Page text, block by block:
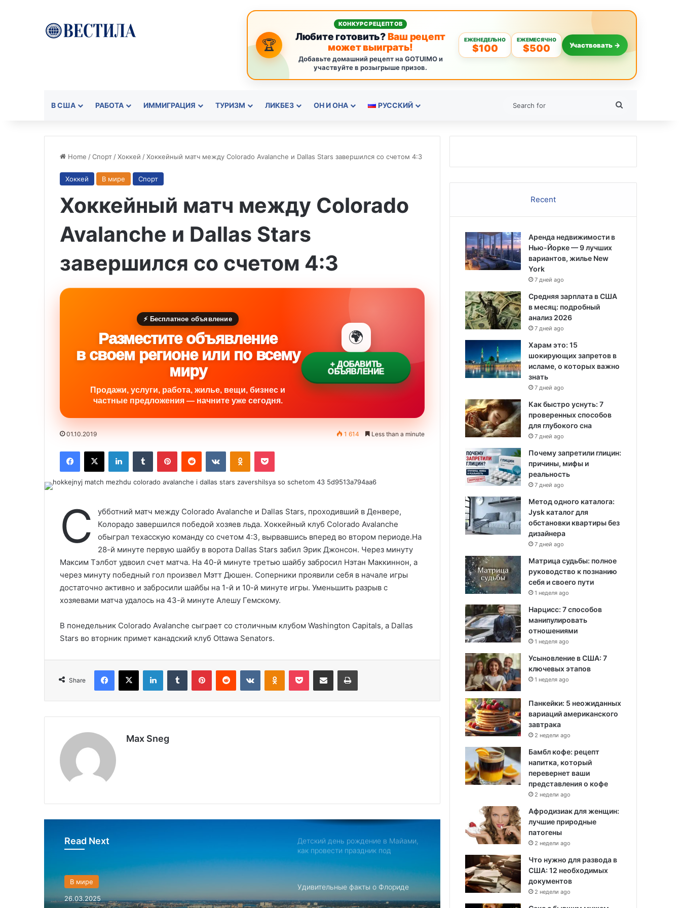
🏆
КОНКУРС РЕЦЕПТОВ
Любите готовить?Ваш рецепт
может выиграть!
Добавьте домашний рецепт на GOTUIMO и
участвуйте в розыгрыше призов.
ЕЖЕНЕДЕЛЬНО
$100
ЕЖЕМЕСЯЧНО
$500 Участвовать →
В США РАБОТА ИММИГРАЦИЯ ТУРИЗМ ЛИКБЕЗ ОН И ОНА РУССКИЙ
Home /Спорт /Хоккей /Хоккейный матч между Colorado Avalanche и Dallas Stars завершился со счетом 4:3
Хоккей В мире Спорт
Хоккейный матч между Colorado
Avalanche и Dallas Stars
завершился со счетом 4:3
⚡ Бесплатное объявление
Разместите объявление
в своем регионе или по всему
миру
Продажи, услуги, работа, жилье, вещи, бизнес и
частные предложения — начните уже сегодня.
🌍
+ ДОБАВИТЬ
ОБЪЯВЛЕНИЕ
01.10.2019 1 614 Less than a minute
С
убботний матч между Colorado Avalanche и Dallas Stars, проходивший в Денвере,
Колорадо завершился победой хозяев льда. Хоккейный клуб Colorado Avalanche
обыграл техасскую команду со счетом 4:3, вырвавшись вперед во втором периоде.На
28-й минуте первую шайбу в ворота Dallas Stars забил Эрик Джонсон. Через минуту
Максим Тэлбот удвоил счет матча. На 40-й минуте третью шайбу забросил Нэтан Маккиннон, а
через минуту победный гол произвел Мэтт Дюшен. Соперники проявили себя в начале игры
достаточно активно и забросили шайбы на 1-й и 10-й минуте игры. Уменьшить разрыв с
хозяевами матча удалось на 43-й минуте Алешу Гемскому.
В понедельник Colorado Avalanche сыграет со столичным клубом Washington Capitals, а Dallas
Stars во вторник примет канадский клуб Ottawa Senators.
Share
Max Sneg
Read Next
В мире
26.03.2025
самом деле произошло. Полная
хронология событий.
директоров МВФ
Дом с привидениями в Америке,
создании «НАТО в азиатском стиле»
Детский день рождение в Майами,
как провести праздник под
Удивительные факты о Флориде
Recent
Аренда недвижимости в
Нью-Йорке — 9 лучших
вариантов, жилье New
York
7 дней ago
Средняя зарплата в США
в месяц: подробный
анализ 2026
7 дней ago
Харам это: 15
шокирующих запретов в
исламе, о которых важно
знать
7 дней ago
Как быстро уснуть: 7
проверенных способов
для глубокого сна
7 дней ago
Почему запретили глицин:
причины, мифы и
реальность
7 дней ago
Метод одного каталога:
Jysk каталог для
обстановки квартиры без
дизайнера
7 дней ago
Матрица судьбы: полное
руководство к познанию
себя и своего пути
1 неделя ago
Нарцисс: 7 способов
манипулировать
отношениями
1 неделя ago
Усыновление в США: 7
ключевых этапов
1 неделя ago
Панкейки: 5 неожиданных
вариаций американского
завтрака
2 недели ago
Бамбл кофе: рецепт
напитка, который
перевернет ваши
представления о кофе
2 недели ago
Афродизиак для женщин:
лучшие природные
патогены
2 недели ago
Что нужно для развода в
США: 12 необходимых
документов
2 недели ago